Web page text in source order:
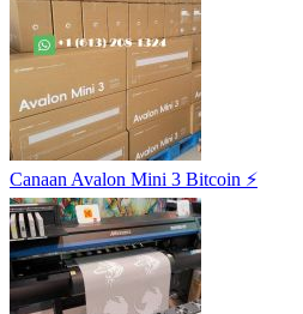
Canaan Avalon Mini 3 Bitcoin ⚡